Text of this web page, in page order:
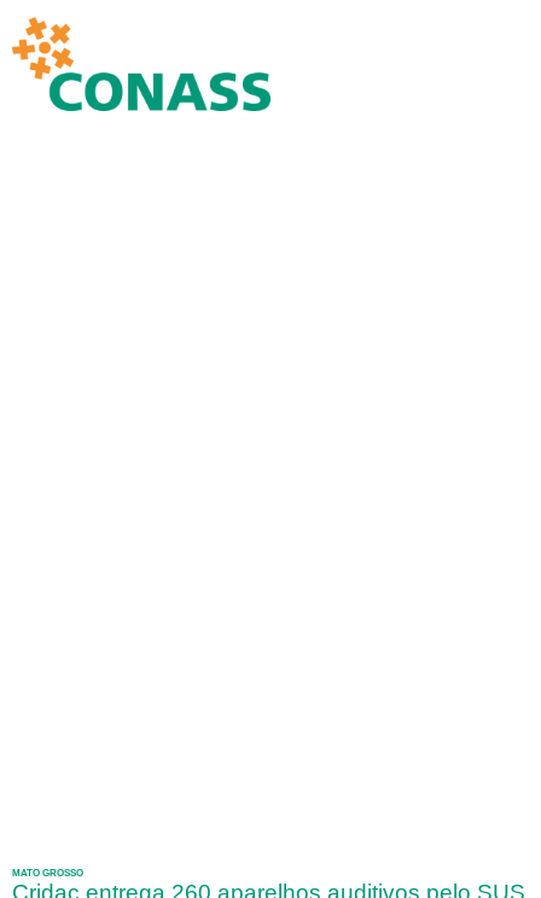
MATO GROSSO
Cridac entrega 260 aparelhos auditivos pelo SUS